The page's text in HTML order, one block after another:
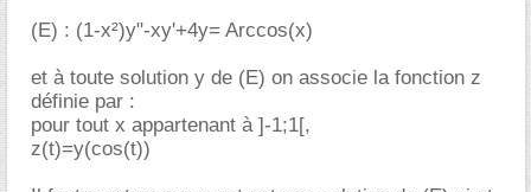
(E) : (1-x²)y"-xy'+4y= Arccos(x)
et à toute solution y de (E) on associe la fonction z
définie par :
pour tout x appartenant à ]-1;1[,
z(t)=y(cos(t))